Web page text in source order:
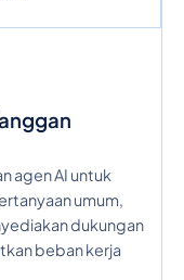
agen AI untuk
umum,
dukungan
beban kerja